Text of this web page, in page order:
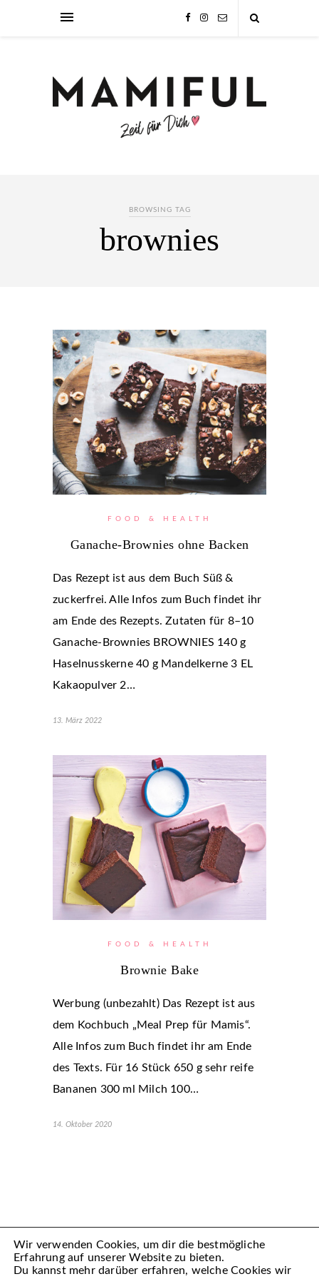
BROWSING TAG
brownies
FOOD & HEALTH
Ganache-Brownies ohne Backen
Das Rezept ist aus dem Buch Süß &
zuckerfrei. Alle Infos zum Buch findet ihr
am Ende des Rezepts. Zutaten für 8–10
Ganache-Brownies BROWNIES 140 g
Haselnusskerne 40 g Mandelkerne 3 EL
Kakaopulver 2…
13. März 2022
FOOD & HEALTH
Brownie Bake
Werbung (unbezahlt) Das Rezept ist aus
dem Kochbuch „Meal Prep für Mamis“.
Alle Infos zum Buch findet ihr am Ende
des Texts. Für 16 Stück 650 g sehr reife
Bananen 300 ml Milch 100…
14. Oktober 2020
Wir verwenden Cookies, um dir die bestmögliche
Erfahrung auf unserer Website zu bieten.
Du kannst mehr darüber erfahren, welche Cookies wir